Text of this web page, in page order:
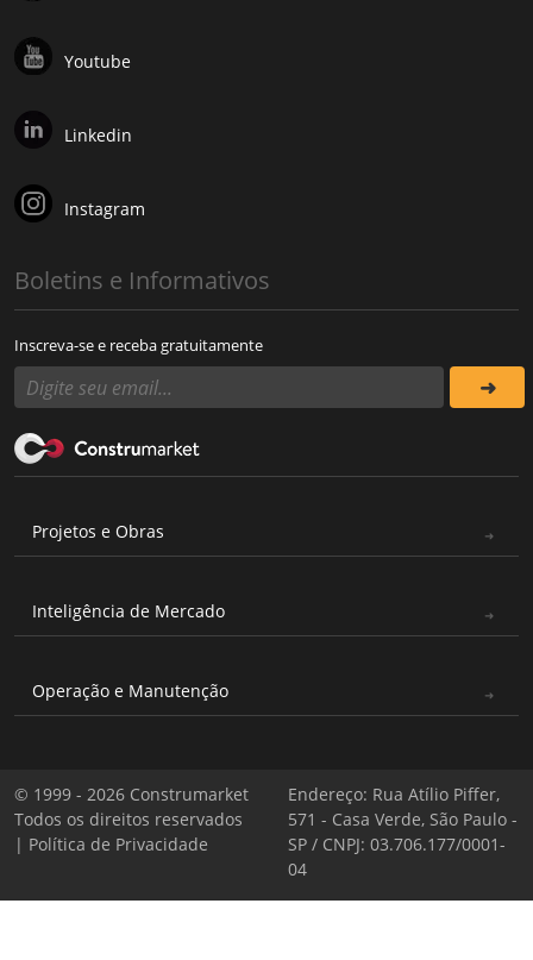
Youtube
Linkedin
Instagram
Boletins e Informativos
Inscreva-se e receba gratuitamente
Projetos e Obras
Inteligência de Mercado
Operação e Manutenção
© 1999 - 2026 Construmarket
Todos os direitos reservados
| Política de Privacidade
Endereço: Rua Atílio Piffer,
571 - Casa Verde, São Paulo -
SP / CNPJ: 03.706.177/0001-
04